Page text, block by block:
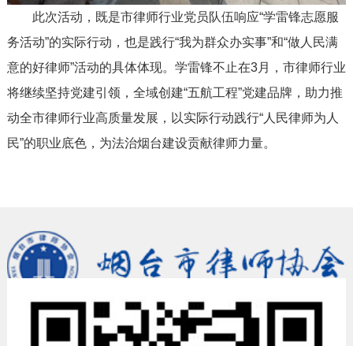
此次活动，既是市律师行业党员队伍响应“学雷锋志愿服
务活动”的实际行动，也是践行“我为群众办实事”和“做人民满
意的好律师”活动的具体体现。学雷锋不止在3月，市律师行业
将继续坚持党建引领，全域创建“五航工程”党建品牌，助力推
动全市律师行业高质量发展，以实际行动践行“人民律师为人
民”的职业底色，为法治烟台建设贡献律师力量。